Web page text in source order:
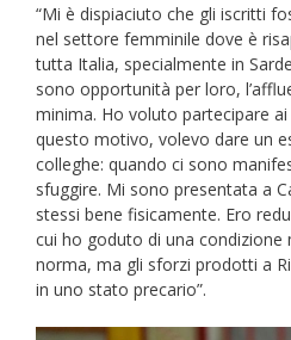
“Mi è dispiaciuto che gli iscritti
nel settore femminile dove è
tutta Italia, specialmente in
sono opportunità per loro,
minima. Ho voluto partecipare
questo motivo, volevo dare un
colleghe: quando ci sono
sfuggire. Mi sono presentata a
stessi bene fisicamente. Ero
cui ho goduto di una condizione
norma, ma gli sforzi prodotti a
in uno stato precario”.